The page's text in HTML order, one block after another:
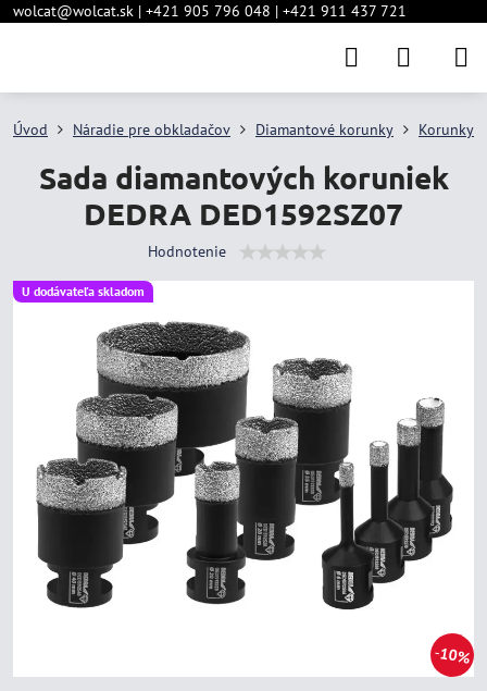
wolcat@wolcat.sk | +421 905 796 048 | +421 911 437 721
U dodávateľa skladom
10%
Úvod Náradie pre obkladačov Diamantové korunky Korunky
Sada diamantových koruniek
DEDRA DED1592SZ07
Hodnotenie